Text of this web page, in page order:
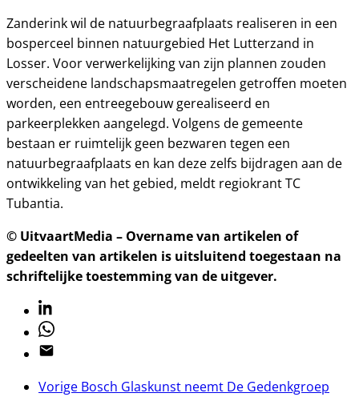
Zanderink wil de natuurbegraafplaats realiseren in een
bosperceel binnen natuurgebied Het Lutterzand in
Losser. Voor verwerkelijking van zijn plannen zouden
verscheidene landschapsmaatregelen getroffen moeten
worden, een entreegebouw gerealiseerd en
parkeerplekken aangelegd. Volgens de gemeente
bestaan er ruimtelijk geen bezwaren tegen een
natuurbegraafplaats en kan deze zelfs bijdragen aan de
ontwikkeling van het gebied, meldt regiokrant TC
Tubantia.
© UitvaartMedia – Overname van artikelen of
gedeelten van artikelen is uitsluitend toegestaan na
schriftelijke toestemming van de uitgever.
Linkedin
Whatsapp
Email
Vorige Bosch Glaskunst neemt De Gedenkgroep